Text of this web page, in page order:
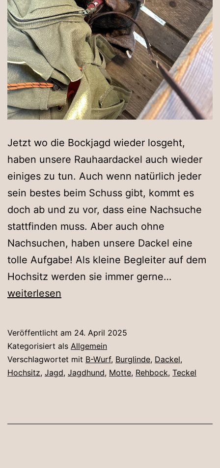
Jetzt wo die Bockjagd wieder losgeht,
haben unsere Rauhaardackel auch wieder
einiges zu tun. Auch wenn natürlich jeder
sein bestes beim Schuss gibt, kommt es
doch ab und zu vor, dass eine Nachsuche
stattfinden muss. Aber auch ohne
Nachsuchen, haben unsere Dackel eine
tolle Aufgabe! Als kleine Begleiter auf dem
Hochsitz werden sie immer gerne…
weiterlesen
Veröffentlicht am 24. April 2025
Kategorisiert als Allgemein
Verschlagwortet mit B-Wurf, Burglinde, Dackel,
Hochsitz, Jagd, Jagdhund, Motte, Rehbock, Teckel